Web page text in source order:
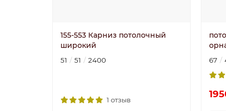
155-553 Карниз потолочный
широкий
51 51 2400
1 отзыв
67